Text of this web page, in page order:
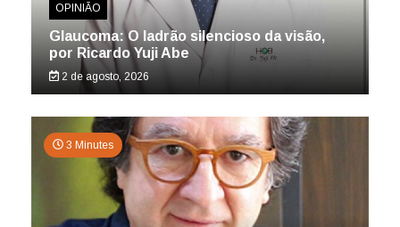
OPINIÃO
Glaucoma: O ladrão silencioso da visão,
por Ricardo Yuji Abe
2 de agosto, 2026
3 Minutes